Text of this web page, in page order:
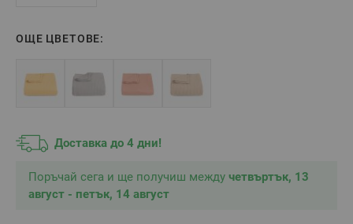
разминаване в тоновете и цветовете.
ОЩЕ ЦВЕТОВЕ:
Доставка до 4 дни!
Поръчай сега и ще получиш между четвъртък, 13
август - петък, 14 август